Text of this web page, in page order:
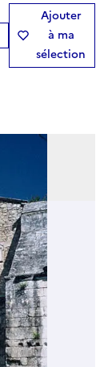
Ajouter
à ma
sélection